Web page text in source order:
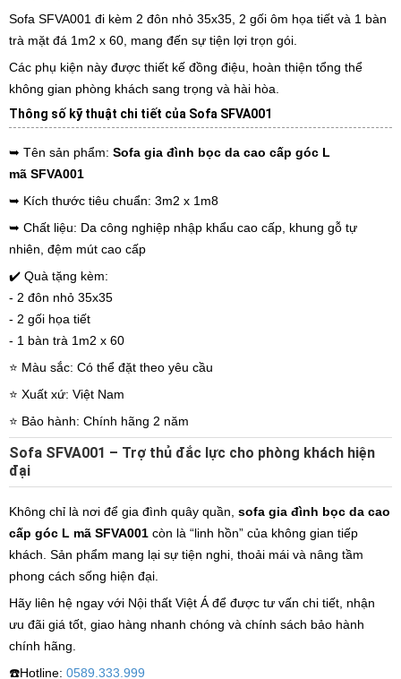
Sofa SFVA001 đi kèm 2 đôn nhỏ 35x35, 2 gối ôm họa tiết và 1 bàn
trà mặt đá 1m2 x 60, mang đến sự tiện lợi trọn gói.
Các phụ kiện này được thiết kế đồng điệu, hoàn thiện tổng thể
không gian phòng khách sang trọng và hài hòa.
Thông số kỹ thuật chi tiết của Sofa SFVA001
➥ Tên sản phẩm: Sofa gia đình bọc da cao cấp góc L
mã SFVA001
➥ Kích thước tiêu chuẩn: 3m2 x 1m8
➥ Chất liệu: Da công nghiệp nhập khẩu cao cấp, khung gỗ tự
nhiên, đệm mút cao cấp
✔️ Quà tặng kèm:
- 2 đôn nhỏ 35x35
- 2 gối họa tiết
- 1 bàn trà 1m2 x 60
⭐️ Màu sắc: Có thể đặt theo yêu cầu
⭐️ Xuất xứ: Việt Nam
⭐️ Bảo hành: Chính hãng 2 năm
Sofa SFVA001 – Trợ thủ đắc lực cho phòng khách hiện
đại
Không chỉ là nơi để gia đình quây quần, sofa gia đình bọc da cao
cấp góc L mã SFVA001 còn là “linh hồn” của không gian tiếp
khách. Sản phẩm mang lại sự tiện nghi, thoải mái và nâng tầm
phong cách sống hiện đại.
Hãy liên hệ ngay với Nội thất Việt Á để được tư vấn chi tiết, nhận
ưu đãi giá tốt, giao hàng nhanh chóng và chính sách bảo hành
chính hãng.
☎️Hotline: 0589.333.999